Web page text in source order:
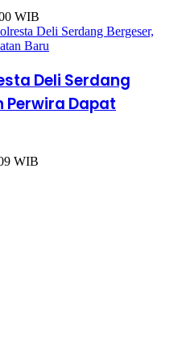
WIB
Deli Serdang
Perwira Dapat
WIB